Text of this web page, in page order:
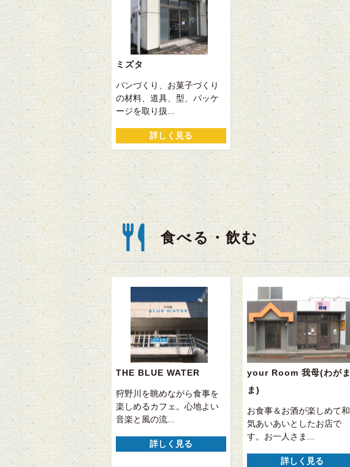
ミズタ
パンづくり、お菓子づくり
の材料、道具、型、パッケ
ージを取り扱...
詳しく見る
食べる・飲む
THE BLUE WATER
狩野川を眺めながら食事を
楽しめるカフェ。心地よい
音楽と風の流...
詳しく見る
your Room 我母(わがま
ま)
お食事＆お酒が楽しめて和
気あいあいとしたお店で
す。お一人さま...
詳しく見る